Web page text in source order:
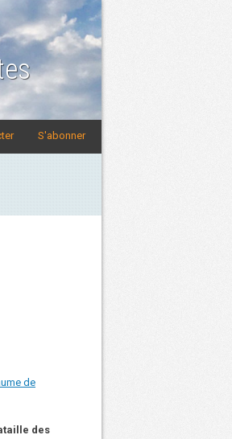
S'abonner
de
des